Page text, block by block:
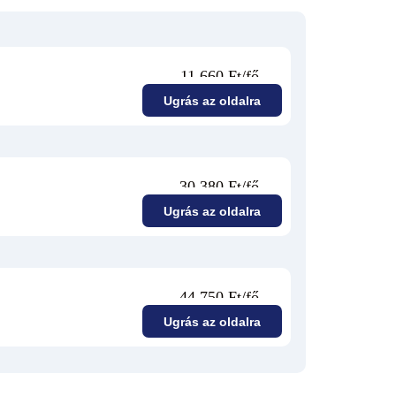
11 660 Ft/fő
Ugrás az oldalra
30 380 Ft/fő
Ugrás az oldalra
44 750 Ft/fő
Ugrás az oldalra